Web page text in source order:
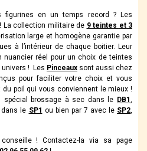
en un temps record ? Les
La collection militaire de 9 teintes et 3
large et homogène garantie par
à l’intérieur de chaque boitier. Leur
réel pour un choix de teintes
univers ! Les Pinceaux sont aussi chez
pour faciliter votre choix et vous
poil qui vous conviennent le mieux !
, spécial brossage à sec dans le DB1
le SP1 ou bien par 7 avec le SP2
! Contactez-la via sa page